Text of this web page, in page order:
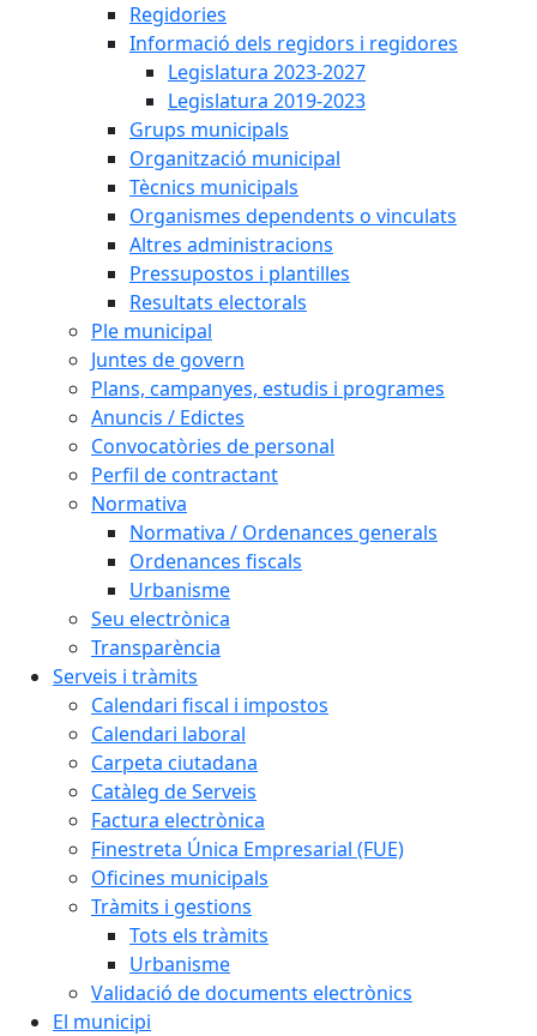
Regidories
Informació dels regidors i regidores
Legislatura 2023-2027
Legislatura 2019-2023
Grups municipals
Organització municipal
Tècnics municipals
Organismes dependents o vinculats
Altres administracions
Pressupostos i plantilles
Resultats electorals
Ple municipal
Juntes de govern
Plans, campanyes, estudis i programes
Anuncis / Edictes
Convocatòries de personal
Perfil de contractant
Normativa
Normativa / Ordenances generals
Ordenances fiscals
Urbanisme
Seu electrònica
Transparència
Serveis i tràmits
Calendari fiscal i impostos
Calendari laboral
Carpeta ciutadana
Catàleg de Serveis
Factura electrònica
Finestreta Única Empresarial (FUE)
Oficines municipals
Tràmits i gestions
Tots els tràmits
Urbanisme
Validació de documents electrònics
El municipi